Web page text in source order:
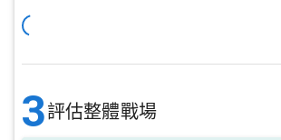
3評估整體戰場